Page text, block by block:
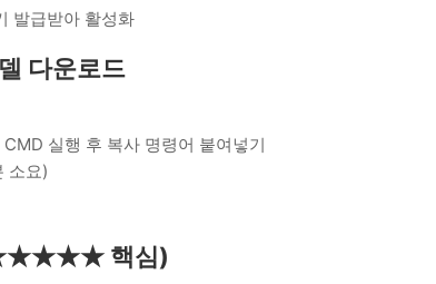
발급받아 활성화
다운로드
실행 후 복사 명령어 붙여넣기
소요)
핵심)